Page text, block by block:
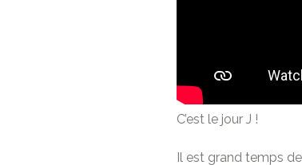
C’est le jour J !
Il est grand temps